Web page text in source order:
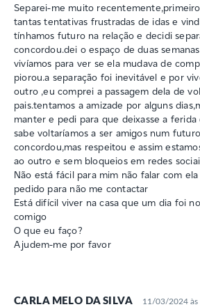
Separei-me muito
tantas tentativas frustradas de idas e
tínhamos futuro na relação e decidi
concordou.dei o espaço de duas
vivíamos para ver se ela mudava de
piorou.a separação foi inevitável e por
outro ,eu comprei a passagem dela de
pais.tentamos a amizade por alguns
manter e pedi para que deixasse a
sabe voltaríamos a ser amigos num
concordou,mas respeitou e assim
ao outro e sem bloqueios em redes
Não está fácil para mim não falar com
pedido para não me contactar
Está difícil viver na casa que um dia foi
comigo
O que eu faço?
Ajudem-me por favor
CARLA MELO DA SILVA 11/03/2024 às